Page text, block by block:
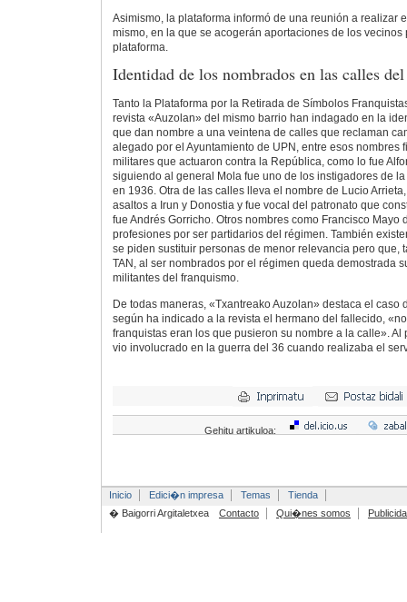
Asimismo, la plataforma informó de una reunión a realizar
mismo, en la que se acogerán aportaciones de los vecinos
plataforma.
Identidad de los nombrados en las calles
Tanto la Plataforma por la Retirada de Símbolos
revista «Auzolan» del mismo barrio han indagado en la
que dan nombre a una veintena de calles que reclaman
alegado por el Ayuntamiento de UPN, entre esos nombres
militares que actuaron contra la República, como lo fue
siguiendo al general Mola fue uno de los instigadores de
en 1936. Otra de las calles lleva el nombre de Lucio
asaltos a Irun y Donostia y fue vocal del patronato que
fue Andrés Gorricho. Otros nombres como Francisco Mayo
profesiones por ser partidarios del régimen. También
se piden sustituir personas de menor relevancia pero que,
TAN, al ser nombrados por el régimen queda demostrada
militantes del franquismo.
De todas maneras, «Txantreako Auzolan» destaca el caso
según ha indicado a la revista el hermano del fallecido,
franquistas eran los que pusieron su nombre a la calle». Al
vio involucrado en la guerra del 36 cuando realizaba el
Gehitu artikuloa:
Inicio Edici�n impresa Temas
Tienda
� Baigorri Argitaletxea
Contacto Qui�nes somos